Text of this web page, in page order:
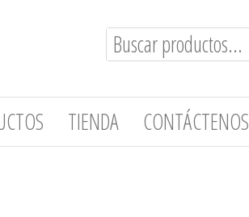
TIENDA CONTÁCTENOS